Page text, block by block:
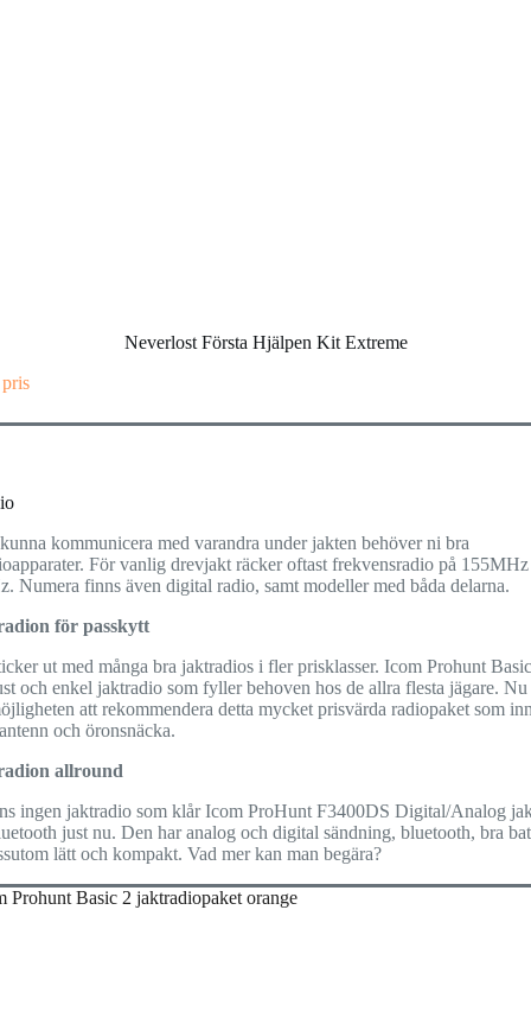
Neverlost Första Hjälpen Kit Extreme
kommunicera med varandra under jakten behöver ni bra
För vanlig drevjakt räcker oftast frekvensradio på
Numera finns även digital radio, samt modeller med båda delarna.
för passkytt
ut med många bra jaktradios i fler prisklasser. Icom Prohunt
och enkel jaktradio som fyller behoven hos de allra flesta jägare.
att rekommendera detta mycket prisvärda radiopaket som
och öronsnäcka.
allround
ingen jaktradio som klår Icom ProHunt F3400DS Digital/Analog
just nu. Den har analog och digital sändning, bluetooth, bra
lätt och kompakt. Vad mer kan man begära?